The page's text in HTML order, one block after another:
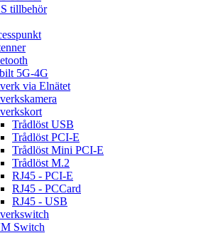
tillbehör
5G-4G
via Elnätet
Trådlöst USB
Trådlöst PCI-E
Trådlöst Mini PCI-E
Trådlöst M.2
RJ45 - PCI-E
RJ45 - PCCard
RJ45 - USB
Switch